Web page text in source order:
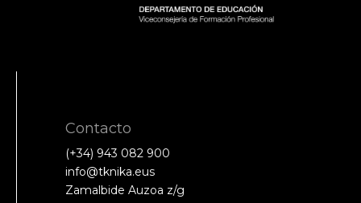
Contacto
(+34) 943 082 900
info@tknika.eus
Zamalbide Auzoa z/g